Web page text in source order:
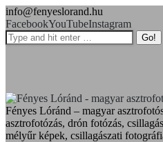
info@fenyeslorand.hu
FacebookYouTubeInstagram
Fényes Lóránd – magyar
asztrofotózás, drón fotózás,
mélyűr képek, csillagászati